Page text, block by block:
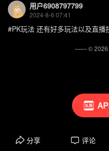
用户6908797799
2024-8-6 07:41
#PK玩法 还有好多玩法以及直播
分享 评论
—— ©2026